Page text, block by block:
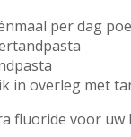
per dag
in overleg met
fluoride voor uw